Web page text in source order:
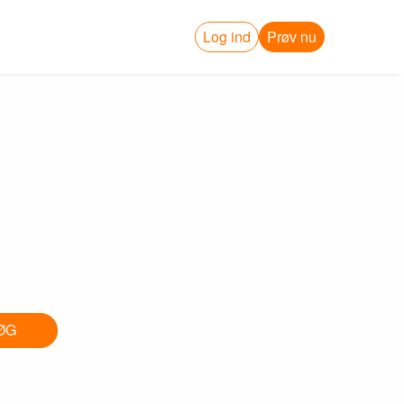
Log ind Prøv nu